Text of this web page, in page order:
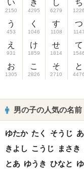
い
2150
う
453
え
931
お
1305
き
4295
く
1046
け
1859
こ
2826
し
6279
す
1108
せ
1814
そ
2710
ち
1226
つ
1147
て
1546
と
4476
男の子の人気の名前
ゆたか たく そうじ
きよし こうじ まさき
とあ ゆうき ひなと